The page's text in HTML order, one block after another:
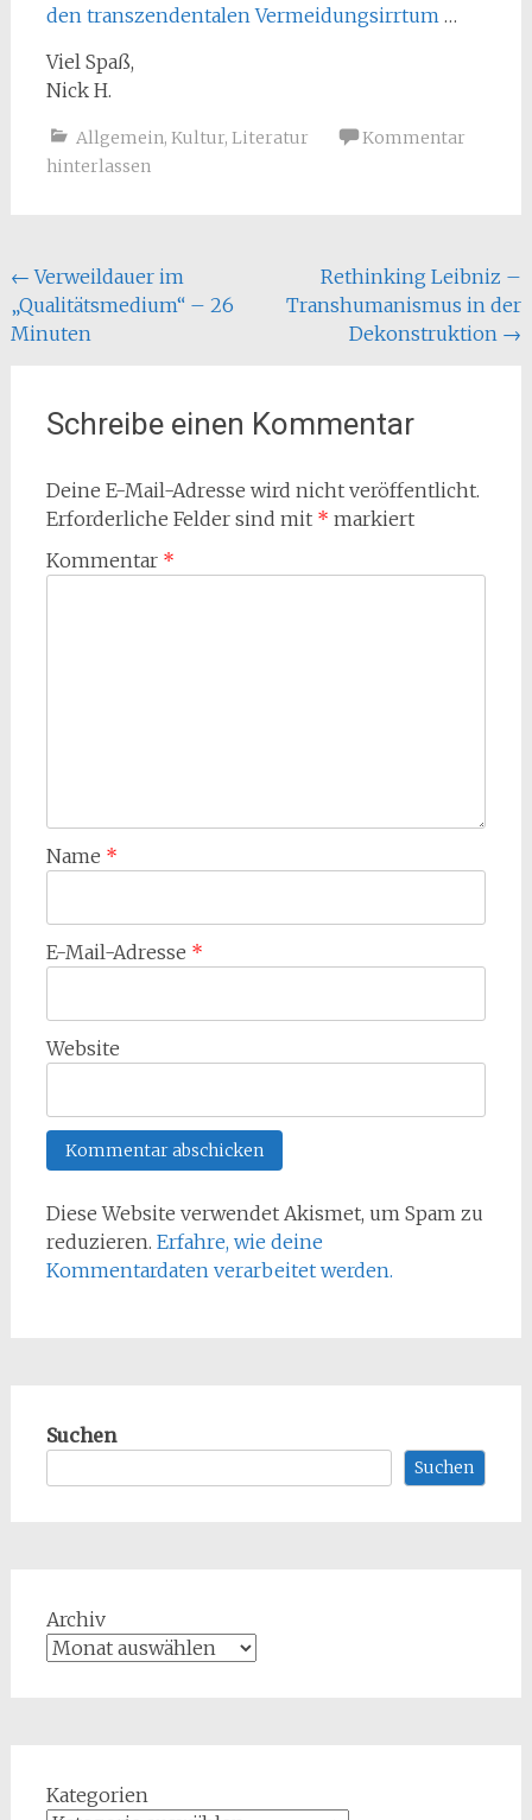
den transzendentalen Vermeidungsirrtum…
Viel Spaß,
Nick H.
Allgemein, Kultur, Literatur
Kommentar
hinterlassen
Beitragsnavigation
← Verweildauer im
„Qualitätsmedium“ – 26
Minuten
Rethinking Leibniz –
Transhumanismus in der
Dekonstruktion →
Schreibe einen Kommentar
Deine E-Mail-Adresse wird nicht veröffentlicht.
Erforderliche Felder sind mit * markiert
Kommentar *
Name *
E-Mail-Adresse *
Website
Diese Website verwendet Akismet, um Spam zu
reduzieren. Erfahre, wie deine
Kommentardaten verarbeitet werden.
Suchen
Suchen
Archiv
Kategorien